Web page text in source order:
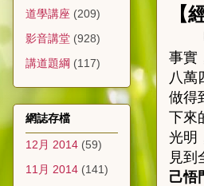
【
事實
八萬
做得
下來
光明
見到
己悟
道學講座 (209)
影音講堂 (928)
講道題綱 (117)
網誌存檔
12月 2014 (59)
11月 2014 (141)